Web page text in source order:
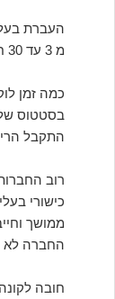
העברת
מ 3 עד 30 חודשים.
כמה זמן
בסטטוס
התקבל
רוב
כישורי
ממושך
החברה לא
חובה